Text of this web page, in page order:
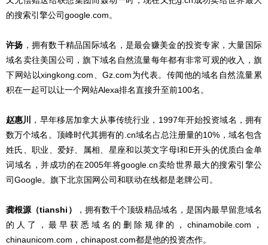
的搜索引擎公司google.com。
许扬 ，拥有数千精品国际域名，是最会赚美金的投资专家，大量国际
域名卖往美国公司，旗下域名自然流量每年都有非常可观的收入，旗
下网站以xingkong.com、Gz.com为代表。传闻他的域名自然流量累
积在一起可以让一个网站Alexa排名直接升至前100名。
赵惠川
，早年移居加拿大从事传统行业，1997年开始投资域名，拥有
数万个域名。顶峰时代其拥有的.cn域名占总注册量的10%，域名包含
姓氏、职业、爱好、属相、星座和以英文字母I和E开头的优质白金单
词域名，并成功的在2005年将google.cn卖给世界最大的搜索引擎公
司Google。旗下北京国网公司和联动在线都是老牌公司。
龚根源（tianshi）
，拥有数千个顶级精品域名，是国内最早留意域名
的人了，最早获悉域名的删除规律的，chinamobile.com，
chinaunicom.com，chinapost.com都是他的投资杰作。